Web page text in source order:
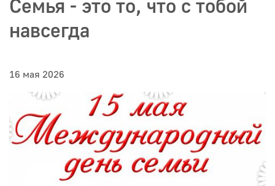
Семья - это то, что с тобой
навсегда
16 мая 2026